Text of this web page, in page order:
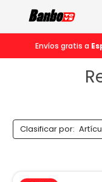
Envíos gratis a
Clasificar por: